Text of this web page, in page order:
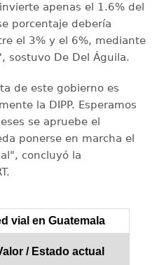
apenas el 1.6% del
porcentaje debería
el 3% y el 6%, mediante
sostuvo De Del Águila.
de este gobierno es
la DIPP. Esperamos
se apruebe el
ponerse en marcha el
concluyó la
vial en Guatemala
/ Estado actual